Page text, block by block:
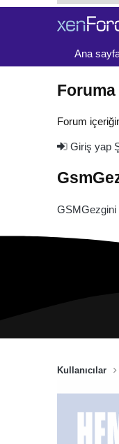
Ana
Forum
Giriş yap
GSMGezgini
Kullanıcılar